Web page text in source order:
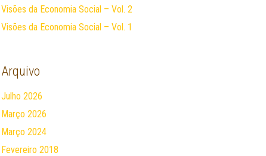
Visões da Economia Social – Vol. 2
Visões da Economia Social – Vol. 1
Arquivo
Julho 2026
Março 2026
Março 2024
Fevereiro 2018